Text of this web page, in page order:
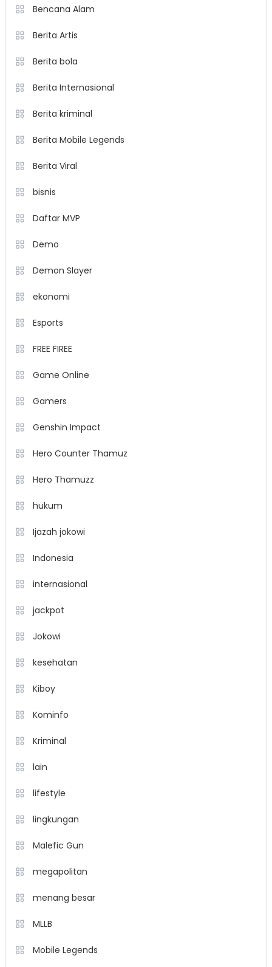
Bencana Alam
Berita Artis
Berita bola
Berita Internasional
Berita kriminal
Berita Mobile Legends
Berita Viral
bisnis
Daftar MVP
Demo
Demon Slayer
ekonomi
Esports
FREE FIREE
Game Online
Gamers
Genshin Impact
Hero Counter Thamuz
Hero Thamuzz
hukum
Ijazah jokowi
Indonesia
internasional
jackpot
Jokowi
kesehatan
Kiboy
Kominfo
Kriminal
lain
lifestyle
lingkungan
Malefic Gun
megapolitan
menang besar
MLLB
Mobile Legends